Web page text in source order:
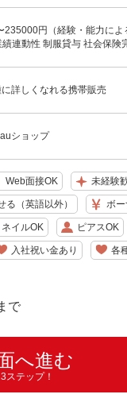
235000円（経験・能力に
連動性 制服貸与 社会保険
に詳しくなれる携帯販売
ショップ
Web面接OK 未経験
る（英語以外） ボー
ネイルOK ピアスOK
入社祝い金あり 各
で
へ進む
ステップ！